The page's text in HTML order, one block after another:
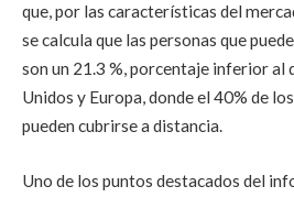
que, por las características del
se calcula que las personas que
son un 21.3 %, porcentaje inferior al
Unidos y Europa, donde el 40% de
pueden cubrirse a distancia.
Uno de los puntos destacados del